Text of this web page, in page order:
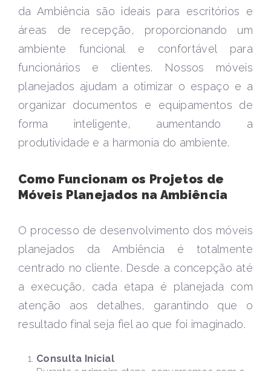
da Ambiência são ideais para escritórios e
áreas de recepção, proporcionando um
ambiente funcional e confortável para
funcionários e clientes. Nossos móveis
planejados ajudam a otimizar o espaço e a
organizar documentos e equipamentos de
forma inteligente, aumentando a
produtividade e a harmonia do ambiente.
Como Funcionam os Projetos de
Móveis Planejados na Ambiência
O processo de desenvolvimento dos móveis
planejados da Ambiência é totalmente
centrado no cliente. Desde a concepção até
a execução, cada etapa é planejada com
atenção aos detalhes, garantindo que o
resultado final seja fiel ao que foi imaginado.
Consulta Inicial